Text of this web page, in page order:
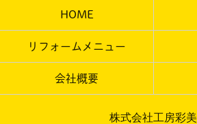
HOME
リフォームメニュー
会社概要
株式会社工房彩美